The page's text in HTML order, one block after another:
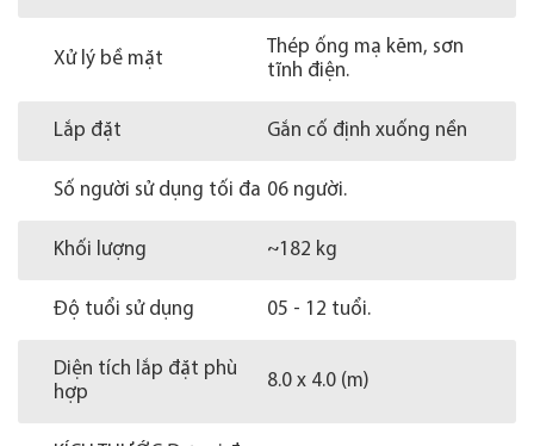
Xử lý bề mặt
Thép ống mạ kẽm, sơn
tĩnh điện.
Lắp đặt Gắn cố định xuống nền
Số người sử dụng tối đa 06 người.
Khối lượng ~182 kg
Độ tuổi sử dụng 05 - 12 tuổi.
Diện tích lắp đặt phù
hợp
8.0 x 4.0 (m)